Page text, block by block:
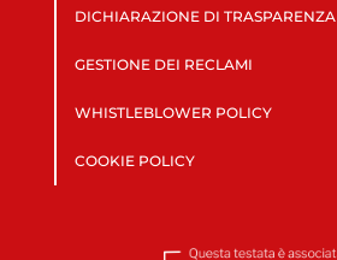
DICHIARAZIONE DI TRASPARENZA
GESTIONE DEI RECLAMI
WHISTLEBLOWER POLICY
COOKIE POLICY